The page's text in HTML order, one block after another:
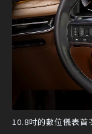
10.8吋的數位儀表